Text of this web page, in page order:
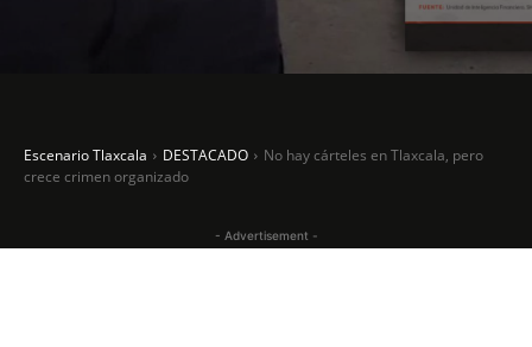
Escenario Tlaxcala DESTACADO
No hay cárteles en Tlaxcala, pero
crece crimen organizado
- Advertisement -